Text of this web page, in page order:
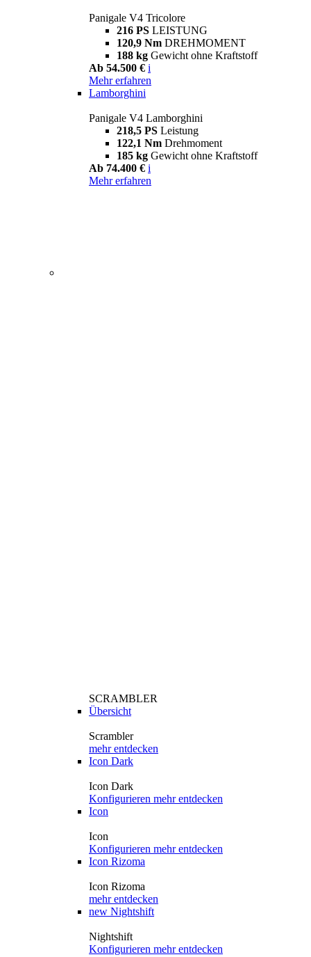
Panigale V4 Tricolore
216 PS LEISTUNG
120,9 Nm DREHMOMENT
188 kg Gewicht ohne Kraftstoff
Ab 54.500 € i
Mehr erfahren
Lamborghini
Panigale V4 Lamborghini
218,5 PS Leistung
122,1 Nm Drehmoment
185 kg Gewicht ohne Kraftstoff
Ab 74.400 € i
Mehr erfahren
SCRAMBLER
Übersicht
Scrambler
mehr entdecken
Icon Dark
Icon Dark
Konfigurieren mehr entdecken
Icon
Icon
Konfigurieren mehr entdecken
Icon Rizoma
Icon Rizoma
mehr entdecken
new Nightshift
Nightshift
Konfigurieren mehr entdecken